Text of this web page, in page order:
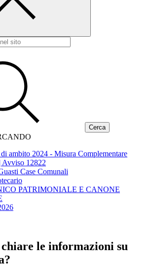
ambito 2024 - Misura Complementare
Avviso 12822
Case Comunali
PATRIMONIALE E CANONE
chiare le informazioni su